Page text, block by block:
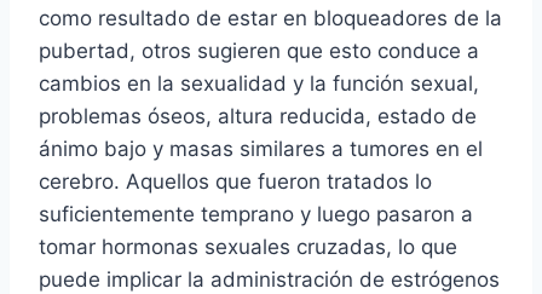
como resultado de estar en bloqueadores de la
pubertad, otros sugieren que esto conduce a
cambios en la sexualidad y la función sexual,
problemas óseos, altura reducida, estado de
ánimo bajo y masas similares a tumores en el
cerebro. Aquellos que fueron tratados lo
suficientemente temprano y luego pasaron a
tomar hormonas sexuales cruzadas, lo que
puede implicar la administración de estrógenos